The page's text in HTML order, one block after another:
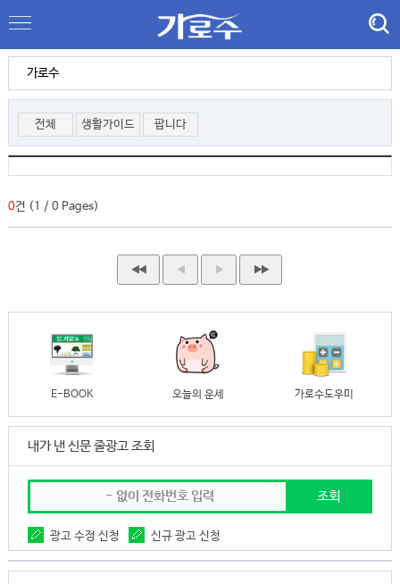
가로수
전체 생활가이드 팝니다
0건 (1 / 0 Pages)
◀◀ ◀ ▶ ▶▶
E-BOOK 오늘의 운세 가로수도우미
내가 낸 신문 줄광고 조회
광고 수정 신청 신규 광고 신청